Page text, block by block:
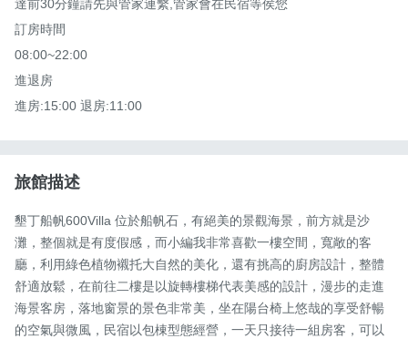
達前30分鐘請先與管家連繫,管家會在民宿等侯您
訂房時間
08:00~22:00
進退房
進房:15:00 退房:11:00
旅館描述
墾丁船帆600Villa 位於船帆石，有絕美的景觀海景，前方就是沙
灘，整個就是有度假感，而小編我非常喜歡一樓空間，寬敞的客
廳，利用綠色植物襯托大自然的美化，還有挑高的廚房設計，整體
舒適放鬆，在前往二樓是以旋轉樓梯代表美感的設計，漫步的走進
海景客房，落地窗景的景色非常美，坐在陽台椅上悠哉的享受舒暢
的空氣與微風，民宿以包棟型態經營，一天只接待一組房客，可以